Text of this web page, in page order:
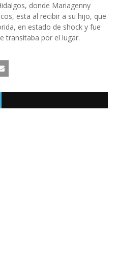
donde Mariagenny
esta al recibir a su hijo, que
en estado de shock y fue
transitaba por el lugar.